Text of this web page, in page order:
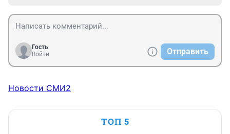
Гость
Войти
Отправить
Новости СМИ2
ТОП 5